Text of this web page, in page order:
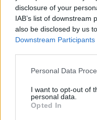
disclosure of your
IAB’s list of downstream
also be disclosed by us
Downstream Participants
Personal Data
I want to opt-out of
personal data.
Opted In